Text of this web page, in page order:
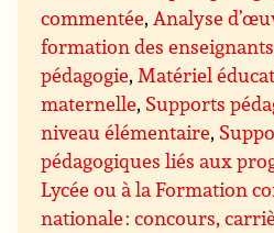
commentée, Analyse
formation des enseignants
pédagogie, Matériel
maternelle, Supports
niveau élémentaire,
pédagogiques liés aux
Lycée ou à la Formation
nationale : concours,